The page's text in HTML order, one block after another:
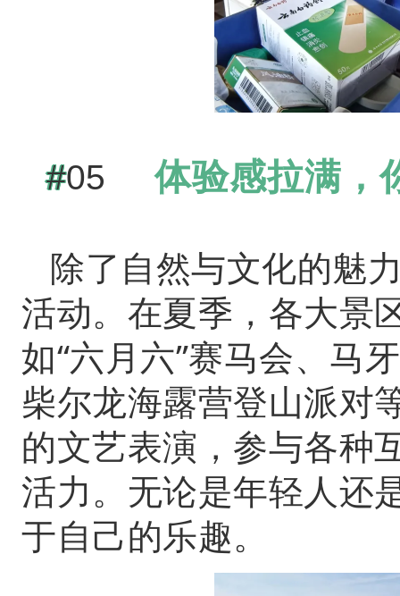
#05体验感拉满，
除了自然与文化的魅
活动。在夏季，各大景
如“六月六”赛马会、马
柴尔龙海露营登山派对
的文艺表演，参与各种
活力。无论是年轻人还
于自己的乐趣。